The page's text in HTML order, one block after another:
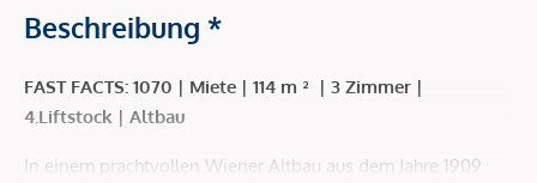
Beschreibung *
FAST FACTS: 1070 | Miete | 114 m ² | 3 Zimmer |
4.Liftstock | Altbau
In einem prachtvollen Wiener Altbau aus dem Jahre 1909